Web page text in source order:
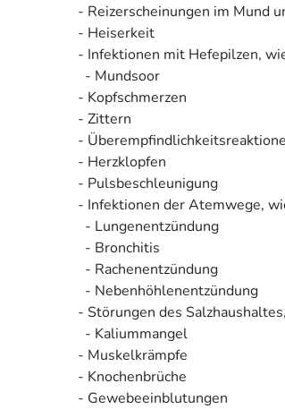
- Reizerscheinungen im Mund
- Heiserkeit
- Infektionen mit Hefepilzen,
- Mundsoor
- Kopfschmerzen
- Zittern
-
- Herzklopfen
- Pulsbeschleunigung
- Infektionen der Atemwege,
- Lungenentzündung
- Bronchitis
- Rachenentzündung
- Nebenhöhlenentzündung
- Störungen des
- Kaliummangel
- Muskelkrämpfe
- Knochenbrüche
- Gewebeeinblutungen